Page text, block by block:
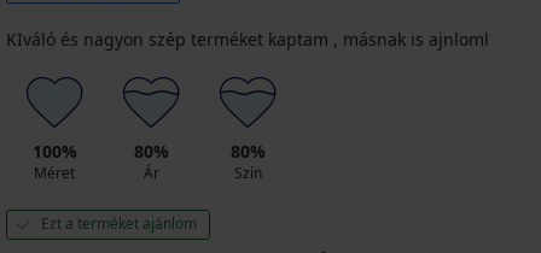
KIváló és nagyon szép terméket kaptam , másnak is ajnloml
100%
Méret
80%
Ár
80%
Szín
Ezt a terméket ajánlom